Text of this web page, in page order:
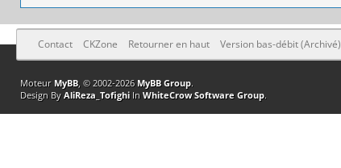
Contact CKZone Retourner en haut Version bas-débit (Archivé)
Moteur MyBB, © 2002-2026 MyBB Group.
Design By AliReza_TofighiIn WhiteCrow Software Group.